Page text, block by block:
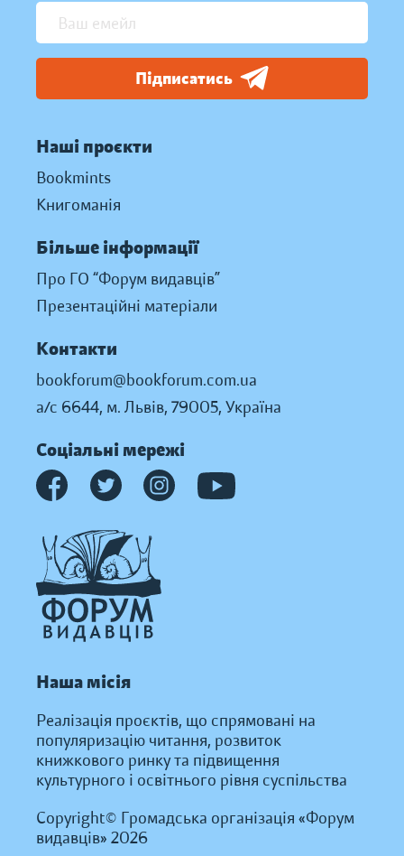
Підписатись
Наші проєкти
Bookmints
Книгоманія
Більше інформації
Про ГО “Форум видавців”
Презентаційні матеріали
Контакти
bookforum@bookforum.com.ua
а/с 6644, м. Львів, 79005, Україна
Соціальні мережі
Наша місія
Реалізація проєктів, що спрямовані на
популяризацію читання, розвиток
книжкового ринку та підвищення
культурного і освітнього рівня суспільства
Copyright© Громадська організація «Форум
видавців» 2026